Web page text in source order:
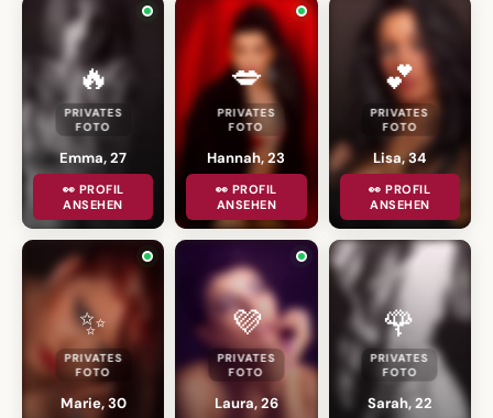
🔥
PRIVATES
FOTO
Emma, 27
👀 PROFIL
ANSEHEN
💋
PRIVATES
FOTO
Hannah, 23
👀 PROFIL
ANSEHEN
💕
PRIVATES
FOTO
Lisa, 34
👀 PROFIL
ANSEHEN
✨
PRIVATES
FOTO
Marie, 30
💜
PRIVATES
FOTO
Laura, 26
🌹
PRIVATES
FOTO
Sarah, 22